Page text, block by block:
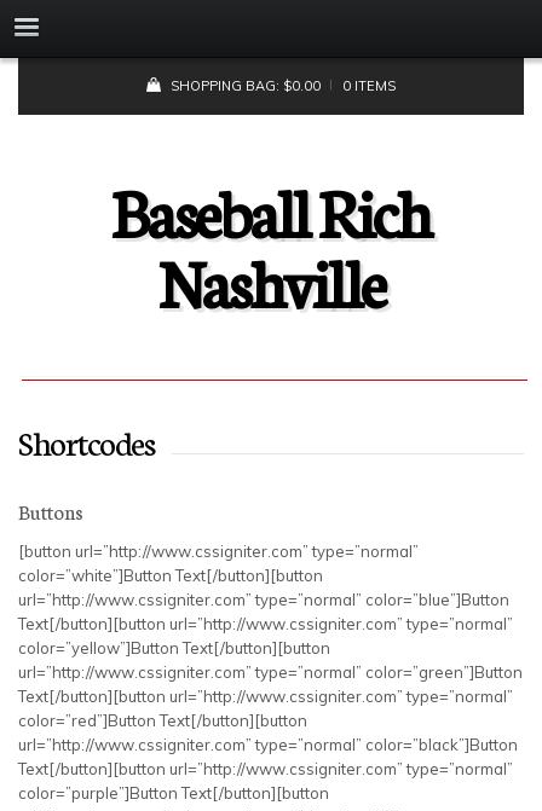
SHOPPING BAG: $0.00 0 ITEMS
Baseball Rich
Nashville
Shortcodes
Buttons
[button url=”http://www.cssigniter.com” type=”normal”
color=”white”]Button Text[/button][button
url=”http://www.cssigniter.com” type=”normal” color=”blue”]Button
Text[/button][button url=”http://www.cssigniter.com” type=”normal”
color=”yellow”]Button Text[/button][button
url=”http://www.cssigniter.com” type=”normal” color=”green”]Button
Text[/button][button url=”http://www.cssigniter.com” type=”normal”
color=”red”]Button Text[/button][button
url=”http://www.cssigniter.com” type=”normal” color=”black”]Button
Text[/button][button url=”http://www.cssigniter.com” type=”normal”
color=”purple”]Button Text[/button][button